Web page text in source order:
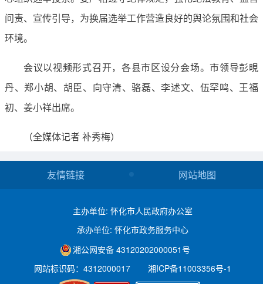
问责、宣传引导，为换届选举工作营造良好的舆论氛围和社会
环境。
会议以视频形式召开，各县市区设分会场。市领导彭晛
丹、郑小胡、胡臣、向守清、骆磊、李述文、伍罕鸣、王福
初、姜小祥出席。
（全媒体记者 补秀梅）
友情链接 网站地图
主办单位: 怀化市人民政府办公室
承办单位: 怀化市政务服务中心
湘公网安备 43120202000051号
网站标识码：4312000017
湘ICP备11003356号-1